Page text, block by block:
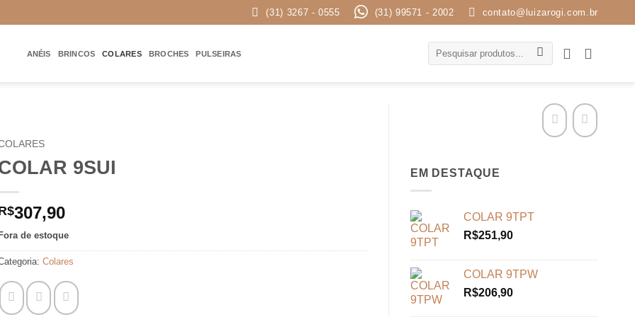
(31) 3267 - 0555 (31) 99571 - 2002 contato@luizarogi.com.br
ANÉIS BRINCOS COLARES BROCHES PULSEIRAS
Pesquisar
EM DESTAQUE
COLAR 9TPT
R$251,90
COLAR 9TPW
R$206,90
9SUI
307,90
Fora de estoque
Colares